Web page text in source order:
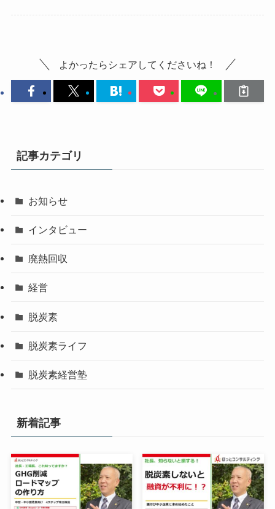
よかったらシェアしてくださいね！
記事カテゴリ
お知らせ
インタビュー
廃熱回収
経営
脱炭素
脱炭素ライフ
脱炭素経営塾
新着記事